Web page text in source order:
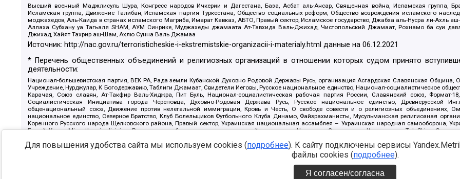
Высший военный Маджлисуль Шура, Конгресс народов Ичкерии и Дагестана, База, Асбат аль-Ансар, Священная война, Исламская группа,
Исламская группа, Движение Талибан, Исламская партия Туркестана, Общество социальных реформ, Общество возрождения исламского
моджахедов, Аль-Каида в странах исламского Магриба, Имарат Кавказ, АБТО, Правый сектор, Исламское государство, Джабха аль-Нусра ли-
Аллаха Субхану уа Тагьаля SHAM, АУМ Синрике, Муджахеды джамаата Ат-Тавхида Валь-Джихад, Чистопольский Джамаат, Рохнамо ба суи
Джихад, Хайят Тахрир аш-Шам, Ахлю Сунна Валь Джамаа
Источник: http://nac.gov.ru/terroristicheskie-i-ekstremistskie-organizacii-i-materialy.html данные на06.12.2021
* Перечень общественных объединений и религиозных организаций в отношении которых судом принято
деятельности:
Национал-большевистская партия, ВЕК РА, Рада земли Кубанской Духовно Родовой Державы Русь, организация Асгардская Славянская
Учреждение, Нурджулар, К Богодержавию, Таблиги Джамаат, Свидетели Иеговы, Русское национальное единство, Национал-социалистическое
Карачая, Союз славян, Ат-Такфир Валь-Хиджра, Пит Буль, Национал-социалистическая рабочая партия России, Славянский союз,
Социалистическая Инициатива города Череповца, Духовно-Родовая Держава Русь, Русское национальное единство, Древнерусской
общенациональный союз, Движение против нелегальной иммиграции, Кровь и Честь, О свободе совести и о религиозных объединениях,
национальное единство, Северное Братство, Клуб Болельщиков Футбольного Клуба Динамо, Файзрахманисты, Мусульманская религиозная
Коренного Русского народа Щелковского района, Правый сектор, Украинская национальная ассамблея – Украинская народная самооборона,
Белый Крест, Misanthropic division, Религиозное объединение последователей инглиизма, Народная Социальная Инициатива, TulaSkins,
Артподготовка, Штольц, В честь иконы Божией Матери Державная, Сектор 16, Независимость, Фирма, Молодежная правозащитная группа МПГ,
Крю, Союз Славянских Сил Руси, Алля-Аят, Благотворительный пансионат Ак Умут, Русская республика Русь, Арестантское уголовное
Патриотический клуб-Новокузнецк/РПК, Сибирский державный союз, Фонд борьбы с коррупцией, Фонд защиты прав граждан, Штабы Навального,
Для повышения удобства сайта мы используем cookies (подробнее). К сайту подключены сервисы
файлы cookies (подробнее).
Я согласен/согласна